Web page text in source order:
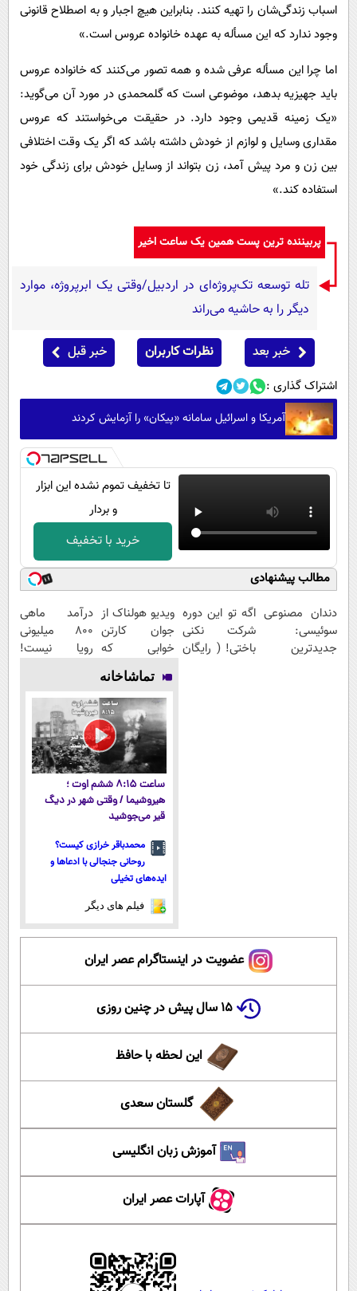
اسباب زندگی‌شان را تهیه کنند. بنابراین هیچ اجبار و به اصطلاح قانونی
وجود ندارد که این مسأله به عهده خانواده عروس است.»
اما چرا این مسأله عرفی شده و همه تصور می‌کنند که خانواده عروس
باید جهیزیه بدهد، موضوعی است که گلمحمدی در مورد آن می‌گوید:
«یک زمینه قدیمی وجود دارد. در حقیقت می‌خواستند که عروس
مقداری وسایل و لوازم از خودش داشته باشد که اگر یک وقت اختلافی
بین زن و مرد پیش آمد، زن بتواند از وسایل خودش برای زندگی خود
استفاده کند.»
پربیننده ترین پست همین یک ساعت اخیر
تله توسعه تک‌پروژه‌ای در اردبیل/وقتی یک ابرپروژه، موارد
دیگر را به حاشیه می‌راند
خبر بعد نظرات کاربران خبر قبل
اشتراک گذاری :
آمریکا و اسرائیل سامانه «پیکان» را آزمایش کردند
تا تخفیف تموم نشده این ابزار
و بردار
خرید با تخفیف
مطالب پیشنهادی
دندان مصنوعی
سوئیسی:
جدیدترین
اگه تو این دوره
شرکت نکنی
باختی! ( رایگان
ویدیو هولناک از
جوان کارتن
خوابی که
میلیاردر شد.
آموزش رایگان
درآمد ماهی
800 میلیونی
رویا نیست!
تماشاخانه
ساعت ۸:۱۵ ششم اوت ؛
هیروشیما / وقتی شهر در دیگ
قیر می‌جوشید
محمدباقر خرازی کیست؟
روحانی جنجالی با ادعاها و
ایده‌های تخیلی
فیلم های دیگر
عضویت در اینستاگرام عصر ایران
۱۵ سال پیش در چنین روزی
این لحظه با حافظ
گلستان سعدی
آموزش زبان انگلیسی
آپارات عصر ایران